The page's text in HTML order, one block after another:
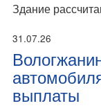
Здание
31.07.26
выплаты